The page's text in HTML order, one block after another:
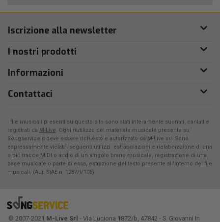
Iscrizione alla newsletter
I nostri prodotti
Informazioni
Contattaci
I file musicali presenti su questo sito sono stati interamente suonati, cantati e
registrati da M-Live. Ogni riutilizzo del materiale musicale presente su
Songservice.it deve essere richiesto e autorizzato da M-Live srl. Sono
espressamente vietati i seguenti utilizzi: estrapolazioni e rielaborazione di una
o più tracce MIDI o audio di un singolo brano musicale, registrazione di una
base musicale o parte di essa, estrazione del testo presente all'interno dei file
musicali. (Aut. SIAE n. 1287/I/106)
© 2007-2021 M-Live Srl - Via Luciona 1872/b, 47842 - S. Giovanni In